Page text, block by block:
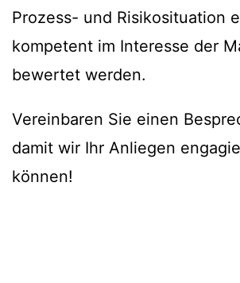
Prozess- und Risikosituation
kompetent im Interesse der
bewertet werden.
Vereinbaren Sie einen
damit wir Ihr Anliegen
können!